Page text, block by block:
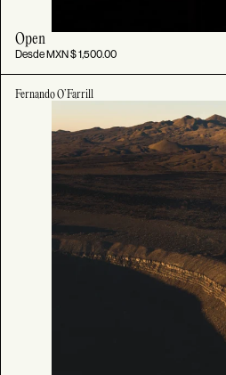
Open
Desde MXN $ 1,500.00
Fernando O’Farrill